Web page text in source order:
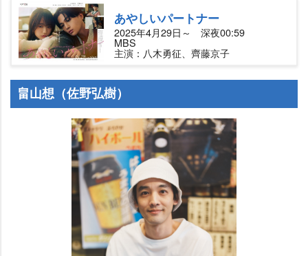
あやしいパートナー
2025年4月29日～ 深夜00:59
MBS
主演：八木勇征、齊藤京子
畠山想（佐野弘樹）